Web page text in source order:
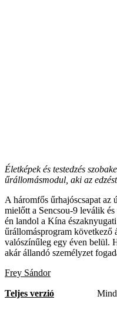
Életképek és testedzés
űrállomásmodul, aki az
A háromfős űrhajóscsapat
mielőtt a Sencsou-9 leválik
én landol a Kína
űrállomásprogram következő
valószínűleg egy éven belül.
akár állandó személyzet
Frey Sándor
Teljes verzió